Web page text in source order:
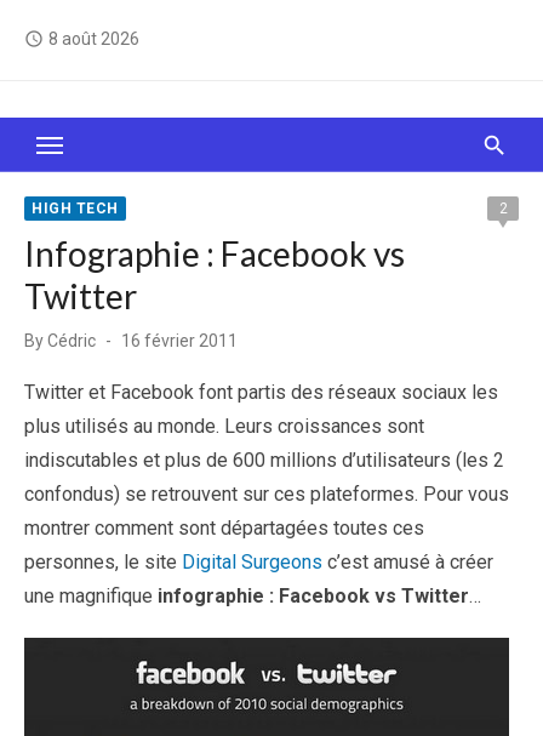
access_time 8 août 2026
Le Web, c'est comme une boîte de chocolats… On
sait jamais sur quoi on va tomber !
HIGH TECH 2
Infographie : Facebook vs
Twitter
ByCédric
Posted
16 février 2011
Twitter et Facebook font partis des réseaux sociaux les
plus utilisés au monde. Leurs croissances sont
indiscutables et plus de 600 millions d’utilisateurs (les 2
confondus) se retrouvent sur ces plateformes. Pour vous
montrer comment sont départagées toutes ces
personnes, le site Digital Surgeons c’est amusé à créer
une magnifique infographie : Facebook vs Twitter…